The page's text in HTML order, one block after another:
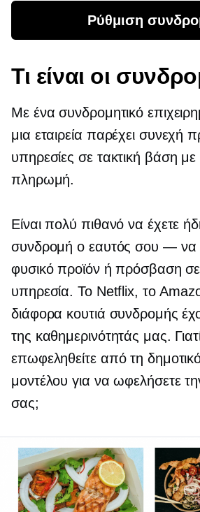
Ρύθμιση
Τι είναι οι
Με ένα συνδρομητικό
μια εταιρεία παρέχει συνεχή
υπηρεσίες σε τακτική βάση
πληρωμή.
Είναι πολύ πιθανό να έχετε
συνδρομήο εαυτός σου — να
φυσικό προϊόν ή πρόσβαση
υπηρεσία. Το Netflix, το
διάφορα κουτιά συνδρομής
της καθημερινότητάς μας.
επωφεληθείτε από τη
μοντέλου για να ωφελήσετε
σας;